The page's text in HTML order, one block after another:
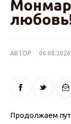
АВТОР 06.08.2026
Продолжаем